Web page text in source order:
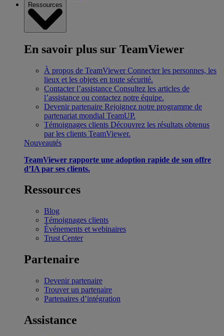
Ressources
En savoir plus sur TeamViewer
À propos de TeamViewer Connecter les personnes, les
lieux et les objets en toute sécurité.
Contacter l’assistance Consultez les articles de
l’assistance ou contactez notre équipe.
Devenir partenaire Rejoignez notre programme de
partenariat mondial TeamUP.
Témoignages clients Découvrez les résultats obtenus
par les clients TeamViewer.
Nouveautés
TeamViewer rapporte une adoption rapide de son offre
d’IA par ses clients.
Ressources
Blog
Témoignages clients
Événements et webinaires
Trust Center
Partenaire
Devenir partenaire
Trouver un partenaire
Partenaires d’intégration
Assistance